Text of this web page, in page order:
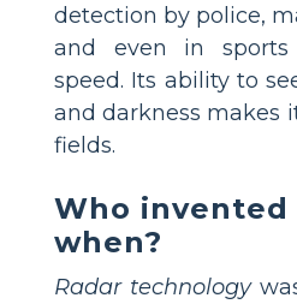
detection by police,
and even in sports
speed. Its ability to
and darkness makes
fields.
Who invented
when?
Radar technology